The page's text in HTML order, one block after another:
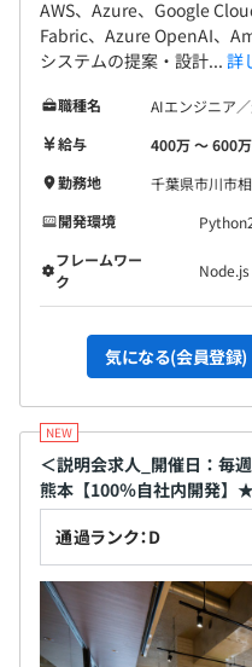
AWS、Azure、Google
Fabric、Azure OpenAI、
システムの提案・設計... 詳
職種名
AIエンジニア
給与
400万 〜 600
勤務地
千葉県市川市
開発環境
フレームワー
ク
Node.js
気になる(会員登録)
＜説明会求人_開催日：毎
熊本【100％自社内開発】
通過ランク：D